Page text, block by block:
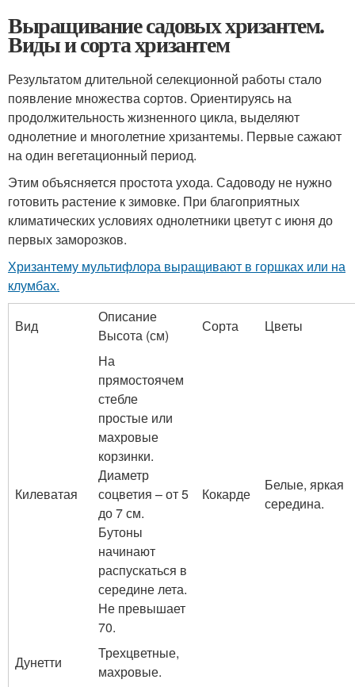
Выращивание садовых хризантем.
Виды и сорта хризантем
Результатом длительной селекционной работы стало
появление множества сортов. Ориентируясь на
продолжительность жизненного цикла, выделяют
однолетние и многолетние хризантемы. Первые сажают
на один вегетационный период.
Этим объясняется простота ухода. Садоводу не нужно
готовить растение к зимовке. При благоприятных
климатических условиях однолетники цветут с июня до
первых заморозков.
Хризантему мультифлора выращивают в горшках или на
клумбах.
Вид
Описание
Высота (см)
Сорта Цветы
Килеватая
На
прямостоячем
стебле
простые или
махровые
корзинки.
Диаметр
соцветия – от 5
до 7 см.
Бутоны
начинают
распускаться в
середине лета.
Не превышает
70.
Кокарде
Белые, яркая
середина.
Дунетти
Трехцветные,
махровые.